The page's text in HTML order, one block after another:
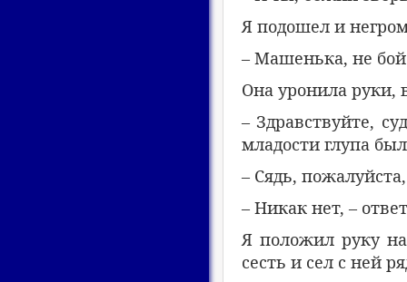
Я подошел и
– Машенька, не
Она уронила руки,
– Здравствуйте,
младости глупа
– Сядь,
– Никак нет, –
Я положил руку
сесть и сел с ней